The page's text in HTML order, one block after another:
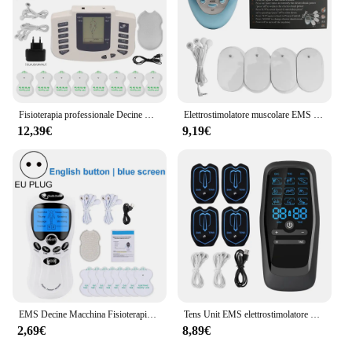
12,39€ 9,19€
EMS Decine Macchina Fisioterapia Unità decine elettrica Rilassamento Pancia Corpo Massaggiatore Assistenza sanitaria Stimolatore muscolare Elettrostimolatore
2,69€
Tens Unit EMS elettrostimolatore muscolare impulso a bassa frequenza massaggio rilassante per il corpo massaggiatore per alleviare il dolore fisioterapico meridiano
8,89€